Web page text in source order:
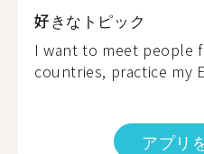
好きなトピック
I want to meet people
countries, practice my
アプリ